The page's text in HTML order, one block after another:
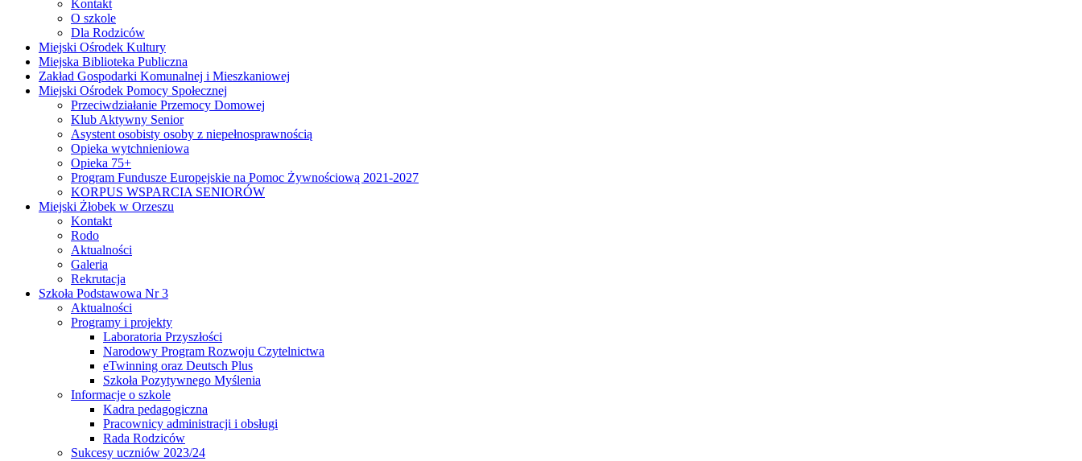
Kontakt
O szkole
Dla Rodziców
Miejski Ośrodek Kultury
Miejska Biblioteka Publiczna
Zakład Gospodarki Komunalnej i Mieszkaniowej
Miejski Ośrodek Pomocy Społecznej
Przeciwdziałanie Przemocy Domowej
Klub Aktywny Senior
Asystent osobisty osoby z niepełnosprawnością
Opieka wytchnieniowa
Opieka 75+
Program Fundusze Europejskie na Pomoc Żywnościową 2021-2027
KORPUS WSPARCIA SENIORÓW
Miejski Żłobek w Orzeszu
Kontakt
Rodo
Aktualności
Galeria
Rekrutacja
Szkoła Podstawowa Nr 3
Aktualności
Programy i projekty
Laboratoria Przyszłości
Narodowy Program Rozwoju Czytelnictwa
eTwinning oraz Deutsch Plus
Szkoła Pozytywnego Myślenia
Informacje o szkole
Kadra pedagogiczna
Pracownicy administracji i obsługi
Rada Rodziców
Sukcesy uczniów 2023/24